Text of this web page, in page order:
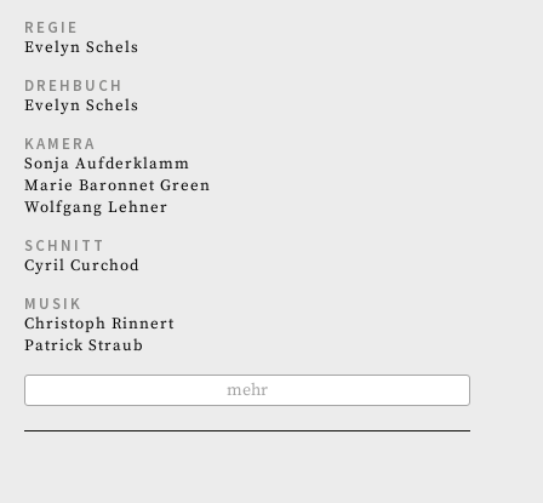
REGIE
Evelyn Schels
DREHBUCH
Evelyn Schels
KAMERA
Sonja Aufderklamm
Marie Baronnet Green
Wolfgang Lehner
SCHNITT
Cyril Curchod
MUSIK
Christoph Rinnert
Patrick Straub
mehr